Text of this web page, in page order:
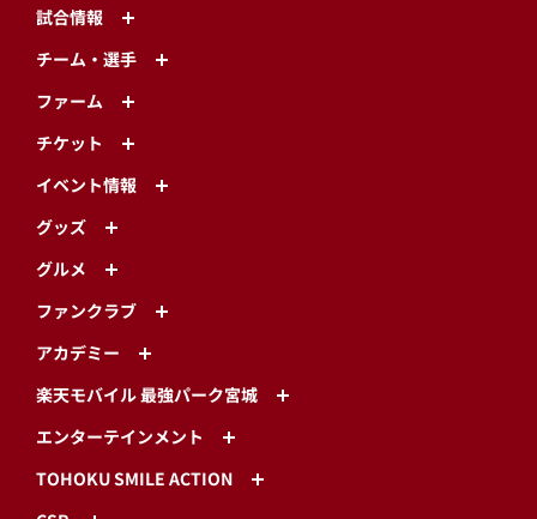
試合情報
チーム・選手
ファーム
チケット
イベント情報
グッズ
グルメ
ファンクラブ
アカデミー
楽天モバイル 最強パーク宮城
エンターテインメント
TOHOKU SMILE ACTION